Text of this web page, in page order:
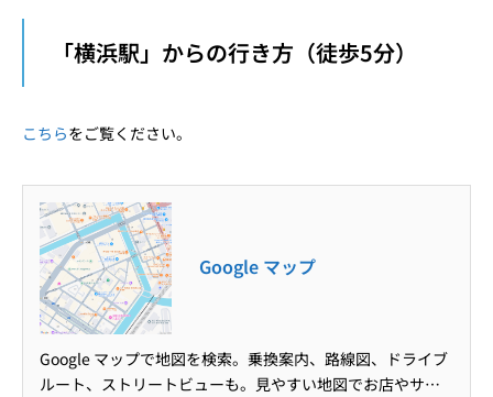
「横浜駅」からの行き方（徒歩5分）
こちらをご覧ください。
Google マップ
Google マップで地図を検索。乗換案内、路線図、ドライブ
ルート、ストリートビューも。見やすい地図でお店やサー